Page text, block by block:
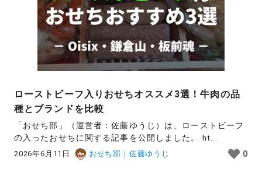
ローストビーフ入りおせちオススメ3選！牛肉の品
種とブランドを比較
「おせち部」（運営者：佐藤ゆうじ）は、ローストビーフ
の入ったおせちに関する記事を公開しました。 ht...
2026年6月11日 おせち部｜佐藤ゆうじ 0